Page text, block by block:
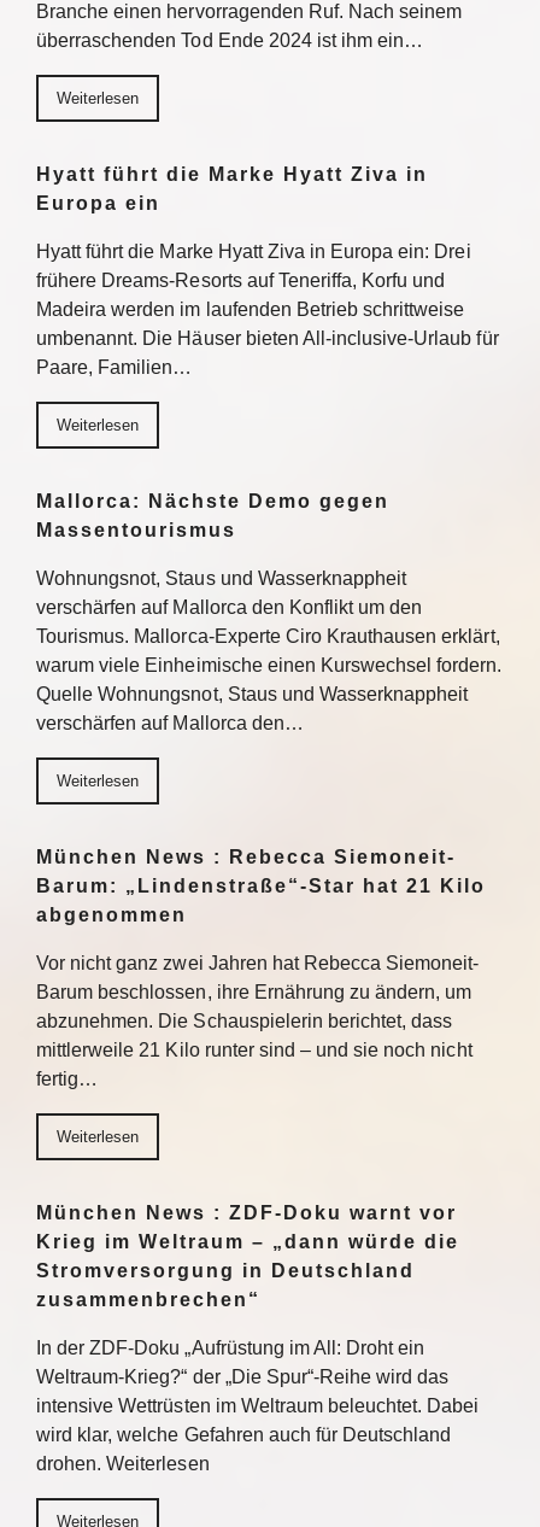
Branche einen hervorragenden Ruf. Nach seinem
überraschenden Tod Ende 2024 ist ihm ein…
Weiterlesen
Hyatt führt die Marke Hyatt Ziva in
Europa ein
Hyatt führt die Marke Hyatt Ziva in Europa ein: Drei
frühere Dreams-Resorts auf Teneriffa, Korfu und
Madeira werden im laufenden Betrieb schrittweise
umbenannt. Die Häuser bieten All-inclusive-Urlaub für
Paare, Familien…
Weiterlesen
Mallorca: Nächste Demo gegen
Massentourismus
Wohnungsnot, Staus und Wasserknappheit
verschärfen auf Mallorca den Konflikt um den
Tourismus. Mallorca-Experte Ciro Krauthausen erklärt,
warum viele Einheimische einen Kurswechsel fordern.
Quelle Wohnungsnot, Staus und Wasserknappheit
verschärfen auf Mallorca den…
Weiterlesen
München News : Rebecca Siemoneit-
Barum: „Lindenstraße“-Star hat 21 Kilo
abgenommen
Vor nicht ganz zwei Jahren hat Rebecca Siemoneit-
Barum beschlossen, ihre Ernährung zu ändern, um
abzunehmen. Die Schauspielerin berichtet, dass
mittlerweile 21 Kilo runter sind – und sie noch nicht
fertig…
Weiterlesen
München News : ZDF-Doku warnt vor
Krieg im Weltraum – „dann würde die
Stromversorgung in Deutschland
zusammenbrechen“
In der ZDF-Doku „Aufrüstung im All: Droht ein
Weltraum-Krieg?“ der „Die Spur“-Reihe wird das
intensive Wettrüsten im Weltraum beleuchtet. Dabei
wird klar, welche Gefahren auch für Deutschland
drohen. Weiterlesen
Weiterlesen